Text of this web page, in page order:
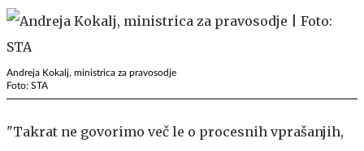
Andreja Kokalj, ministrica za pravosodje
Foto: STA
"Takrat ne govorimo več le o procesnih vprašanjih,